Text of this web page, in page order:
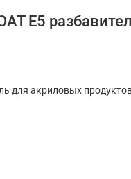
E5
для акриловых